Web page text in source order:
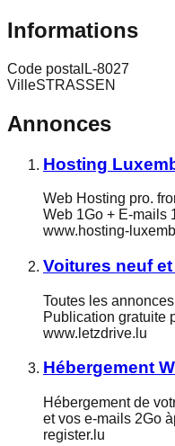
Informations
Code postal L-8027
VilleSTRASSEN
Annonces
Hosting
Web Hosting pro.
Web 1Go + E-mails
www.hosting-
Voitures neuf
Toutes les
Publication gratuite
www.letzdrive.lu
Hébergement
Hébergement de
et vos e-mails 2Go
register.lu